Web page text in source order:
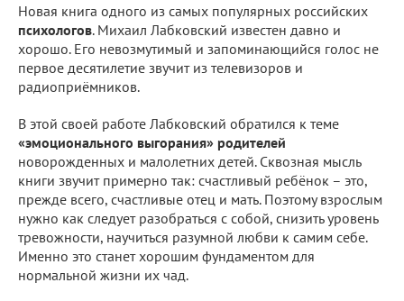
Новая книга одного из самых популярных российских
психологов. Михаил Лабковский известен давно и
хорошо. Его невозмутимый и запоминающийся голос не
первое десятилетие звучит из телевизоров и
радиоприёмников.
В этой своей работе Лабковский обратился к теме
«эмоционального выгорания» родителей
новорожденных и малолетних детей. Сквозная мысль
книги звучит примерно так: счастливый ребёнок – это,
прежде всего, счастливые отец и мать. Поэтому взрослым
нужно как следует разобраться с собой, снизить уровень
тревожности, научиться разумной любви к самим себе.
Именно это станет хорошим фундаментом для
нормальной жизни их чад.